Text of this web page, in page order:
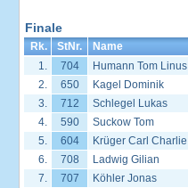
Finale
Rk. StNr. Name
1.
704 Humann Tom Linus
2.
650 Kagel Dominik
3.
712 Schlegel Lukas
4.
590 Suckow Tom
5.
604 Krüger Carl Charlie
6.
708 Ladwig Gilian
7.
707 Köhler Jonas